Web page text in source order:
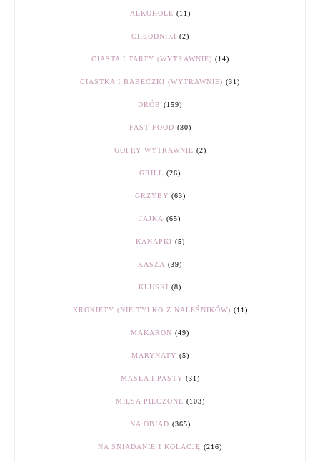
ALKOHOLE (11)
CHŁODNIKI (2)
CIASTA I TARTY (WYTRAWNIE) (14)
CIASTKA I BABECZKI (WYTRAWNIE) (31)
DRÓB (159)
FAST FOOD (30)
GOFRY WYTRAWNIE (2)
GRILL (26)
GRZYBY (63)
JAJKA (65)
KANAPKI (5)
KASZA (39)
KLUSKI (8)
KROKIETY (NIE TYLKO Z NALEŚNIKÓW) (11)
MAKARON (49)
MARYNATY (5)
MASŁA I PASTY (31)
MIĘSA PIECZONE (103)
NA OBIAD (365)
NA ŚNIADANIE I KOLACJĘ (216)